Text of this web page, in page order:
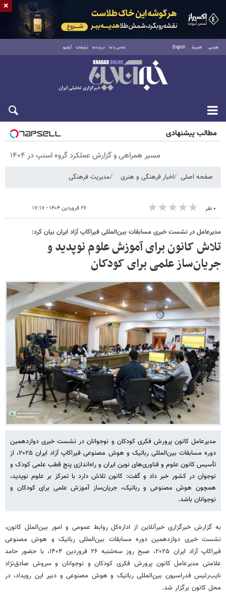
فارسی العربية English تماس با ما درباره ما تبلیغات آرشیو
پنجشنبه ۱۵ مرداد ۱۴۰۵
مطالب پیشنهادی
مسیر همراهی و گزارش عملکرد گروه اسنپ در ۱۴۰۴
صفحه اصلی اخبار فرهنگی و هنری مدیریت فرهنگی
۰ نفر ۲۶ فروردین ۱۴۰۴ - ۱۷:۱۷
مدیرعامل در نشست خبری مسابقات بین‌المللی فیراکاپ آزاد ایران بیان کرد:
تلاش کانون برای آموزش علوم نوپدید و
جریان‌ساز علمی برای کودکان
مدیرعامل کانون پرورش فکری کودکان و نوجوانان در نشست خبری دوازدهمین
دوره مسابقات بین‌المللی رباتیک و هوش مصنوعی فیراکاپ آزاد ایران ۲۰۲۵، از
تأسیس کانون علوم و فناوری‌های نوین ایران و راه‌اندازی پنج قطب علمی کودک و
نوجوان در کشور خبر داد و گفت: کانون تلاش دارد با تمرکز بر علوم نوپدید،
همچون هوش مصنوعی و رباتیک، جریان‌ساز آموزش علمی برای کودکان و
نوجوانان باشد.
به گزارش خبرگزاری خبرآنلاین از اداره‌کل روابط‌ عمومی و امور بین‌الملل کانون،
نشست خبری دوازدهمین دوره مسابقات بین‌المللی رباتیک و هوش مصنوعی
فیراکاپ آزاد ایران ۲۰۲۵، صبح روز سه‌شنبه ۲۶ فروردین ۱۴۰۴، با حضور حامد
علامتی مدیرعامل کانون پرورش فکری کودکان و نوجوانان و سروش صادق‌نژاد
نایب‌رئیس فدراسیون بین‌المللی رباتیک و هوش مصنوعی و دبیر این رویداد، در
محل کانون برگزار شد.
×